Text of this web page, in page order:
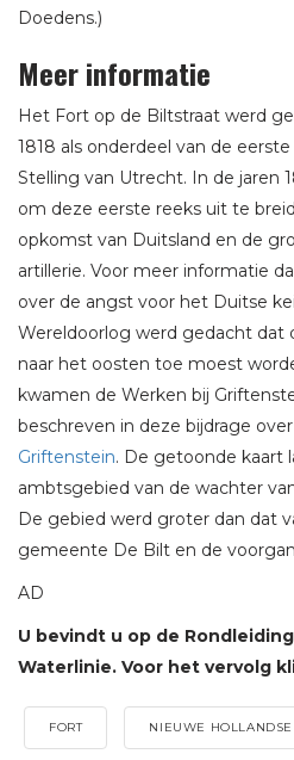
Doedens.)
Meer informatie
Het Fort op de Biltstraat werd
1818 als onderdeel van de
Stelling van Utrecht. In de jaren
om deze eerste reeks uit te
opkomst van Duitsland en de
artillerie. Voor meer informatie
over de angst voor het Duitse
Wereldoorlog werd gedacht dat
naar het oosten toe moest
kwamen de Werken bij
beschreven in deze bijdrage
Griftenstein. De getoonde kaart
ambtsgebied van de wachter
De gebied werd groter dan dat
gemeente De Bilt en de
AD
U bevindt u op de
Waterlinie. Voor het vervolg
FORT NIEUWE